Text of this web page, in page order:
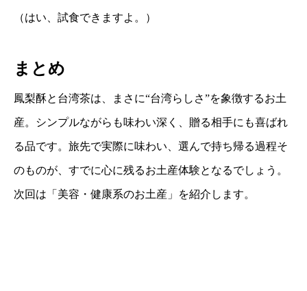
（はい、試食できますよ。）
まとめ
鳳梨酥と台湾茶は、まさに“台湾らしさ”を象徴するお土
産。シンプルながらも味わい深く、贈る相手にも喜ばれ
る品です。旅先で実際に味わい、選んで持ち帰る過程そ
のものが、すでに心に残るお土産体験となるでしょう。
次回は「美容・健康系のお土産」を紹介します。